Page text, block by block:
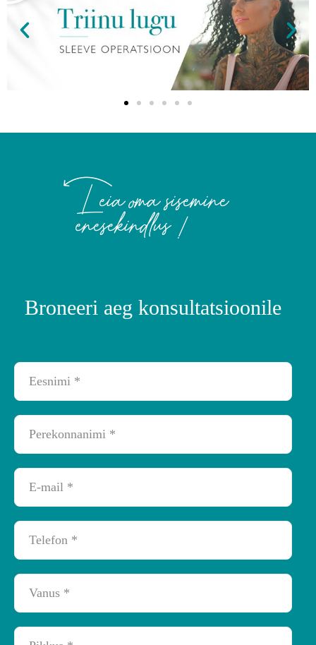
Broneeri aeg konsultatsioonile
Leia oma sisemine
enesekindlus !